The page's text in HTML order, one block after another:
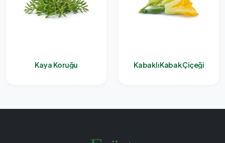
Kaya Koruğu Kabaklı Kabak Çiçeği